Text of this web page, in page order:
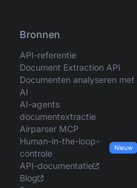
Bronnen
API-referentie
Document Extraction API
Documenten analyseren met
AI
AI-agents
documentextractie
Airparser MCP
Human-in-the-loop-
controle
Nieuw
API-documentatie
Blog